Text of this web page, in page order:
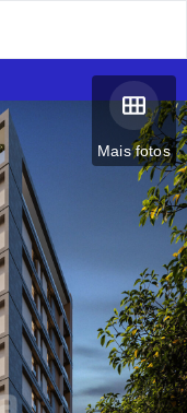
Mais fotos